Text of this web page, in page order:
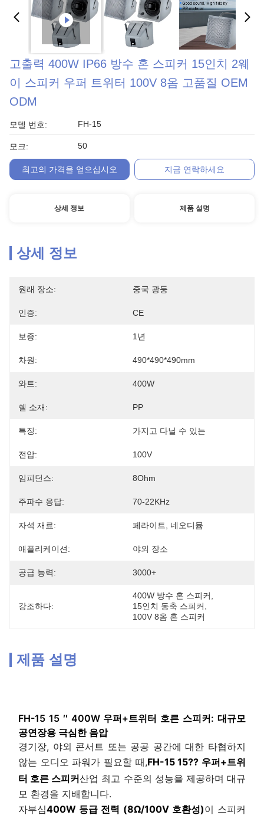
고출력 400W IP66 방수 혼 스피커 15인치 2웨
이 스피커 우퍼 트위터 100V 8옴 고품질 OEM
ODM
모델 번호: FH-15
모크: 50
최고의 가격을 얻으십시오 지금 연락하세요
상세 정보 제품 설명
상세 정보
원래 장소: 중국 광둥
인증: CE
보증: 1년
차원: 490*490*490mm
와트: 400W
쉘 소재: PP
특징: 가지고 다닐 수 있는
전압: 100V
임피던스: 8Ohm
주파수 응답: 70-22KHz
자석 재료: 페라이트, 네오디뮴
애플리케이션: 야외 장소
공급 능력: 3000+
강조하다:
400W 방수 혼 스피커
15인치 동축 스피커
100V 8옴 혼 스피커
제품 설명
FH-15 15 ′′ 400W 우퍼+트위터 호른 스피커: 대규모
공연장용 극심한 음압
경기장, 야외 콘서트 또는 공공 공간에 대한 타협하지
않는 오디오 파워가 필요할 때,FH-15 15?? 우퍼+트위
터 호른 스피커산업 최고 수준의 성능을 제공하며 대규
모 환경을 지배합니다.
자부심400W 등급 전력 (8Ω/100V 호환성)이 스피커